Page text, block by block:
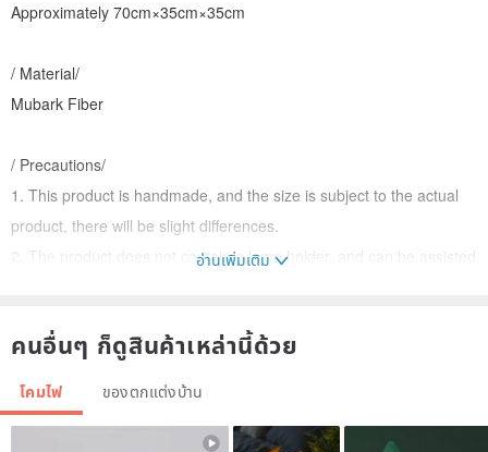
Approximately 70cm×35cm×35cm
/ Material/
Mubark Fiber
/ Precautions/
1. This product is handmade, and the size is subject to the actual
product, there will be slight differences.
2. The product does not contain a lamp holder, and can be assisted
4. The designer supervises the production
/ Designer and brand profile/
อ่านเพิ่มเติม
คนอื่นๆ ก็ดูสินค้าเหล่านี้ด้วย
โคมไฟ ของตกแต่งบ้าน